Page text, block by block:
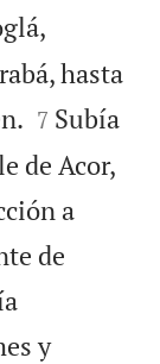
hasta


7 Subía
de Acor,
a
de
y